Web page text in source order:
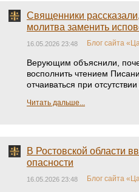
Священники
молитва заменить
16.05.2026 23:48 Блог сайта
Верующим объяснили,
восполнить чтением
отчаиваться при
Читать дальше...
В Ростовской области
опасности
16.05.2026 23:48 Блог сайта